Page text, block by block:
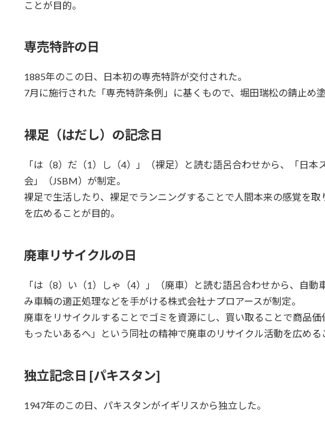
ことが目的。
専売特許の日
1885年のこの日、日本初の専売特許が交付された。
7月に施行された「専売特許条例」に基くもので、堀田瑞松の錆止め
裸足（はだし）の記念日
「は（8）だ（1）し（4）」（裸足）と読む語呂合わせから、「日本
会」（JSBM）が制定。
裸足で生活したり、裸足でランニングすることで人間本来の感覚を
を広めることが目的。
廃車リサイクルの日
「は（8）い（1）しゃ（4）」（廃車）と読む語呂合わせから、自
み車輌の適正処理などを手がける株式会社ナプロアースが制定。
廃車をリサイクルすることでゴミを資源にし、買い取ることで商品
もったいあるへ」という同社の精神で廃車のリサイクル活動を広める
独立記念日 [パキスタン]
1947年のこの日、パキスタンがイギリスから独立した。